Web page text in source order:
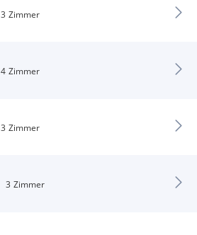
3 Zimmer
4 Zimmer
3 Zimmer
3 Zimmer